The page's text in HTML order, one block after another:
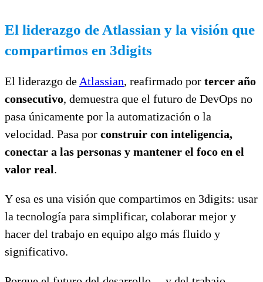
El liderazgo de Atlassian y la visión que
compartimos en 3digits
El liderazgo de Atlassian, reafirmado por tercer año
consecutivo, demuestra que el futuro de DevOps no
pasa únicamente por la automatización o la
velocidad. Pasa por construir con inteligencia,
conectar a las personas y mantener el foco en el
valor real.
Y esa es una visión que compartimos en 3digits: usar
la tecnología para simplificar, colaborar mejor y
hacer del trabajo en equipo algo más fluido y
significativo.